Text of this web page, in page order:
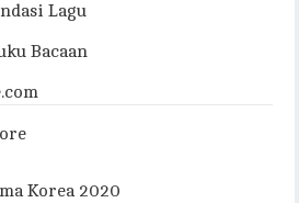
Lagu
Bacaan
Korea 2020